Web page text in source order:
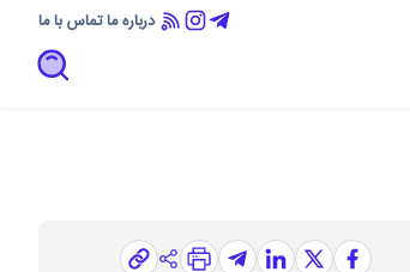
درباره ماتماس با ما